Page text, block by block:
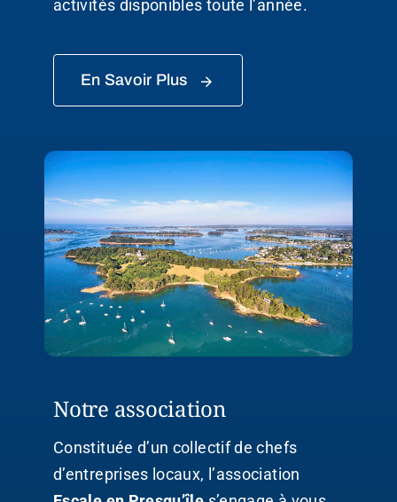
activités disponibles toute l’année.
En Savoir Plus
Notre association
Constituée d’un collectif de chefs
d’entreprises locaux, l’association